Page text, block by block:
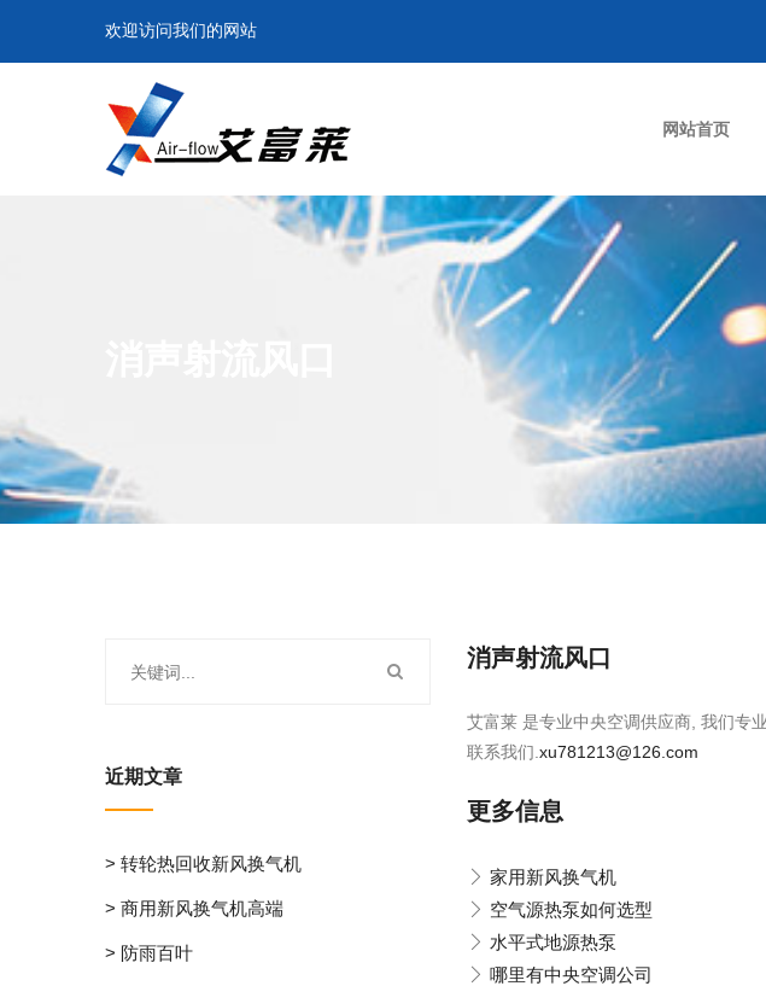
欢迎访问我们的网站
网站首页
消声射流风口
艾富莱 是专业中央空调供应商, 我们专
联系我们. xu781213@126.com
更多信息
家用新风换气机
空气源热泵如何选型
水平式地源热泵
哪里有中央空调公司
近期文章
> 转轮热回收新风换气机
> 商用新风换气机高端
> 防雨百叶